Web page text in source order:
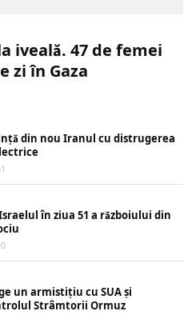
iveală. 47 de femei
zi în Gaza
din nou Iranul cu distrugerea
în ziua 51 a războiului din
un armistițiu cu SUA și
Strâmtorii Ormuz